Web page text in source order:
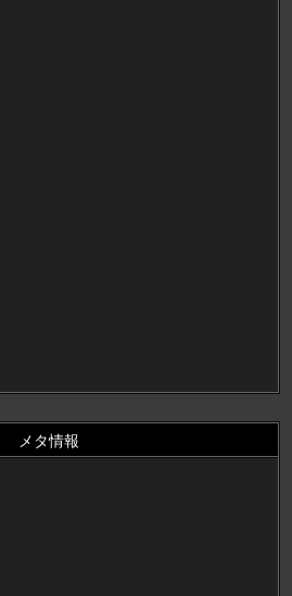
メタ情報